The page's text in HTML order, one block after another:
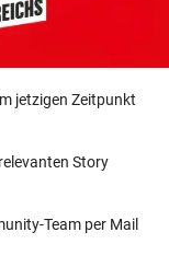
jetzigen Zeitpunkt
Story
Team per Mail